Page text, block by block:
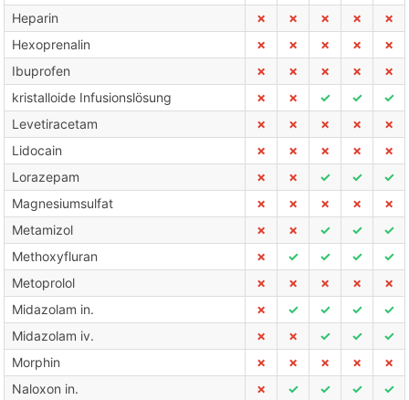
Heparin
✗ ✗ ✗ ✗
✗
Hexoprenalin
✗ ✗ ✗ ✗
✗
Ibuprofen
✗ ✗ ✗ ✗
✗
kristalloide Infusionslösung
✗ ✗ ✓ ✓
✓
Levetiracetam
✗ ✗ ✗ ✗
✗
Lidocain
✗ ✗ ✗ ✗
✗
Lorazepam
✗ ✗ ✓ ✓
✓
Magnesiumsulfat
✗ ✗ ✗ ✗
✗
Metamizol
✗ ✗ ✓ ✓
✓
Methoxyfluran
✗ ✓ ✓ ✓
✓
Metoprolol
✗ ✗ ✗ ✗
✗
Midazolam in.
✗ ✓ ✓ ✓
✓
Midazolam iv.
✗ ✗ ✓ ✓
✓
Morphin
✗ ✗ ✗ ✗
✗
Naloxon in.
✗ ✓ ✓ ✓
✓